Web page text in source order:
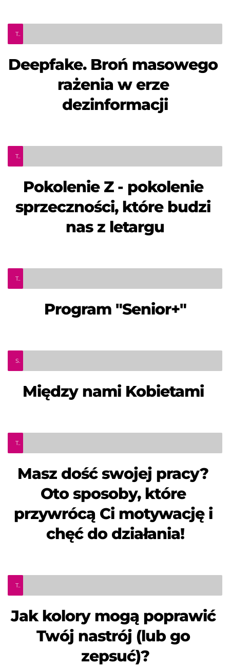
Teleinfo Pro Civium
Deepfake. Broń masowego
rażenia w erze
dezinformacji
Teleinfo Pro Civium
Pokolenie Z - pokolenie
sprzeczności, które budzi
nas z letargu
Teleinfo Pro Civium
Program "Senior+"
Sekcja Ochrony Praw Kobiet
Między nami Kobietami
Teleinfo Pro Civium
Masz dość swojej pracy?
Oto sposoby, które
przywrócą Ci motywację i
chęć do działania!
Teleinfo Pro Civium
Jak kolory mogą poprawić
Twój nastrój (lub go
zepsuć)?